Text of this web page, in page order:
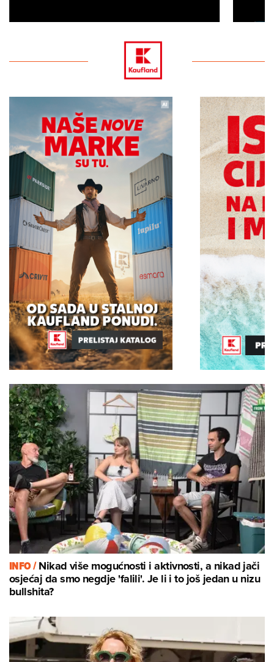
INFO /Nikad više mogućnosti i aktivnosti, a nikad jači
osjećaj da smo negdje 'falili'. Je li i to još jedan u nizu
bullshita?